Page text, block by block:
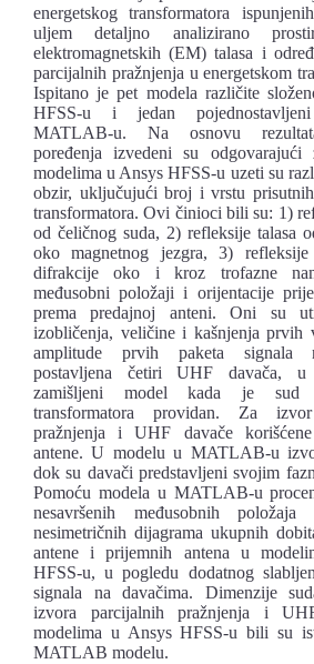
energetskog transformatora
uljem detaljno analizirano
elektromagnetskih (EM) talasa i
parcijalnih pražnjenja u energetskom
Ispitano je pet modela različite
HFSS-u i jedan
MATLAB-u. Na osnovu
poređenja izvedeni su odgovarajući
modelima u Ansys HFSS-u uzeti su
obzir, uključujući broj i vrstu
transformatora. Ovi činioci bili su: 1)
od čeličnog suda, 2) refleksije talasa
oko magnetnog jezgra, 3)
difrakcije oko i kroz trofazne
međusobni položaji i orijentacije
prema predajnoj anteni. Oni su
izobličenja, veličine i kašnjenja
amplitude prvih paketa signala
postavljena četiri UHF davača, u
zamišljeni model kada je sud
transformatora providan. Za
pražnjenja i UHF davače
antene. U modelu u MATLAB-u
dok su davači predstavljeni svojim
Pomoću modela u MATLAB-u
nesavršenih međusobnih
nesimetričnih dijagrama ukupnih
antene i prijemnih antena u
HFSS-u, u pogledu dodatnog
signala na davačima. Dimenzije
izvora parcijalnih pražnjenja i
modelima u Ansys HFSS-u bili su
MATLAB modelu.